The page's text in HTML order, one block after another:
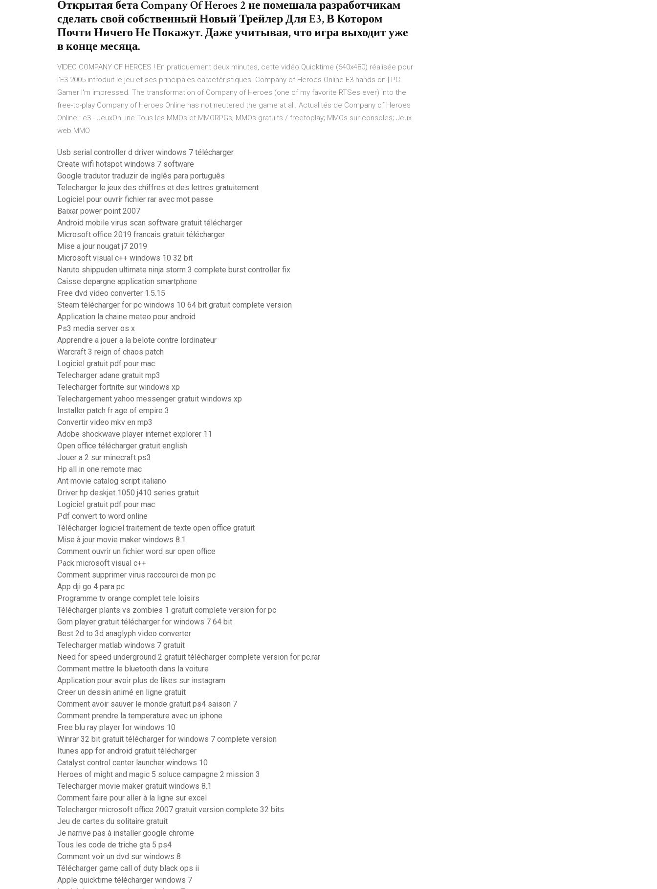
Открытая бета Company Of Heroes 2 не помешала разработчикам
сделать свой собственный Новый Трейлер Для E3, В Котором
Почти Ничего Не Покажут. Даже учитывая, что игра выходит уже
в конце месяца.
VIDEO COMPANY OF HEROES ! En pratiquement deux minutes, cette vidéo Quicktime (640x480) réalisée pour
l'E3 2005 introduit le jeu et ses principales caractéristiques. Company of Heroes Online E3 hands-on | PC
Gamer I'm impressed. The transformation of Company of Heroes (one of my favorite RTSes ever) into the
free-to-play Company of Heroes Online has not neutered the game at all. Actualités de Company of Heroes
Online : e3 - JeuxOnLine Tous les MMOs et MMORPGs; MMOs gratuits / freetoplay; MMOs sur consoles; Jeux
web MMO
Usb serial controller d driver windows 7 télécharger
Create wifi hotspot windows 7 software
Google tradutor traduzir de inglês para português
Telecharger le jeux des chiffres et des lettres gratuitement
Logiciel pour ouvrir fichier rar avec mot passe
Baixar power point 2007
Android mobile virus scan software gratuit télécharger
Microsoft office 2019 francais gratuit télécharger
Mise a jour nougat j7 2019
Microsoft visual c++ windows 10 32 bit
Naruto shippuden ultimate ninja storm 3 complete burst controller fix
Caisse depargne application smartphone
Free dvd video converter 1.5.15
Steam télécharger for pc windows 10 64 bit gratuit complete version
Application la chaine meteo pour android
Ps3 media server os x
Apprendre a jouer a la belote contre lordinateur
Warcraft 3 reign of chaos patch
Logiciel gratuit pdf pour mac
Telecharger adane gratuit mp3
Telecharger fortnite sur windows xp
Telechargement yahoo messenger gratuit windows xp
Installer patch fr age of empire 3
Convertir video mkv en mp3
Adobe shockwave player internet explorer 11
Open office télécharger gratuit english
Jouer a 2 sur minecraft ps3
Hp all in one remote mac
Ant movie catalog script italiano
Driver hp deskjet 1050 j410 series gratuit
Logiciel gratuit pdf pour mac
Pdf convert to word online
Télécharger logiciel traitement de texte open office gratuit
Mise à jour movie maker windows 8.1
Comment ouvrir un fichier word sur open office
Pack microsoft visual c++
Comment supprimer virus raccourci de mon pc
App dji go 4 para pc
Programme tv orange complet tele loisirs
Télécharger plants vs zombies 1 gratuit complete version for pc
Gom player gratuit télécharger for windows 7 64 bit
Best 2d to 3d anaglyph video converter
Telecharger matlab windows 7 gratuit
Need for speed underground 2 gratuit télécharger complete version for pc.rar
Comment mettre le bluetooth dans la voiture
Application pour avoir plus de likes sur instagram
Creer un dessin animé en ligne gratuit
Comment avoir sauver le monde gratuit ps4 saison 7
Comment prendre la temperature avec un iphone
Free blu ray player for windows 10
Winrar 32 bit gratuit télécharger for windows 7 complete version
Itunes app for android gratuit télécharger
Catalyst control center launcher windows 10
Heroes of might and magic 5 soluce campagne 2 mission 3
Telecharger movie maker gratuit windows 8.1
Comment faire pour aller à la ligne sur excel
Telecharger microsoft office 2007 gratuit version complete 32 bits
Jeu de cartes du solitaire gratuit
Je narrive pas à installer google chrome
Tous les code de triche gta 5 ps4
Comment voir un dvd sur windows 8
Télécharger game call of duty black ops ii
Apple quicktime télécharger windows 7